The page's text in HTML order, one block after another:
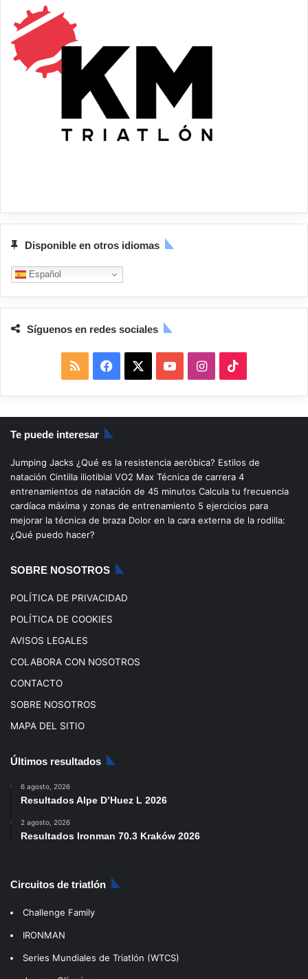
Disponible en otros idiomas
Español
Síguenos en redes sociales
S
S
a
c
b
o
o
u
u
b
I
n
s
a
g
i
k
o
k
Te puede interesar
Jumping Jacks ¿Qué es la resistencia aeróbica? Estilos de
natación Cintilla iliotibial VO2 Max Técnica de carrera 4
entrenamientos de natación de 45 minutos Calcula tu frecuencia
cardíaca máxima y zonas de entrenamiento 5 ejercicios para
mejorar la técnica de braza Dolor en la cara externa de la rodilla:
¿Qué puedo hacer?
SOBRE NOSOTROS
POLÍTICA DE PRIVACIDAD
POLÍTICA DE COOKIES
AVISOS LEGALES
COLABORA CON NOSOTROS
CONTACTO
SOBRE NOSOTROS
MAPA DEL SITIO
Últimos resultados
6 agosto, 2026
Resultados Alpe D’Huez L 2026
2 agosto, 2026
Resultados Ironman 70.3 Kraków 2026
Circuitos de triatlón
Challenge Family
IRONMAN
Series Mundiales de Triatlón (WTCS)